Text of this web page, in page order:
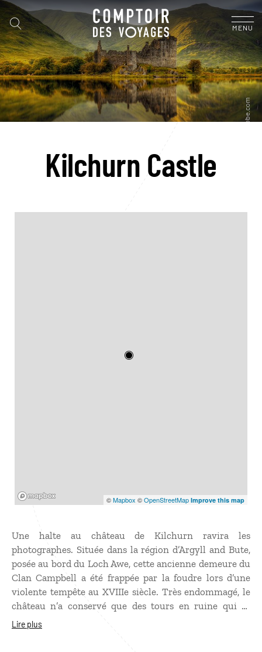
MENU
Kilchurn Castle
©Mapbox ©OpenStreetMap Improve this map
Une halte au château de Kilchurn ravira les
photographes. Située dans la région d’Argyll and Bute,
posée au bord du Loch Awe, cette ancienne demeure du
Clan Campbell a été frappée par la foudre lors d’une
violente tempête au XVIIIe siècle. Très endommagé, le
château n’a conservé que des tours en ruine qui se
reflètent sur les eaux immobiles du lac, le Ben
Lire plus